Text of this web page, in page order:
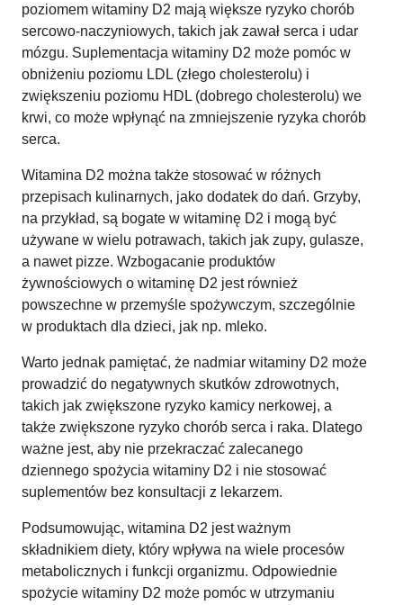
poziomem witaminy D2 mają większe ryzyko chorób
sercowo-naczyniowych, takich jak zawał serca i udar
mózgu. Suplementacja witaminy D2 może pomóc w
obniżeniu poziomu LDL (złego cholesterolu) i
zwiększeniu poziomu HDL (dobrego cholesterolu) we
krwi, co może wpłynąć na zmniejszenie ryzyka chorób
serca.
Witamina D2 można także stosować w różnych
przepisach kulinarnych, jako dodatek do dań. Grzyby,
na przykład, są bogate w witaminę D2 i mogą być
używane w wielu potrawach, takich jak zupy, gulasze,
a nawet pizze. Wzbogacanie produktów
żywnościowych o witaminę D2 jest również
powszechne w przemyśle spożywczym, szczególnie
w produktach dla dzieci, jak np. mleko.
Warto jednak pamiętać, że nadmiar witaminy D2 może
prowadzić do negatywnych skutków zdrowotnych,
takich jak zwiększone ryzyko kamicy nerkowej, a
także zwiększone ryzyko chorób serca i raka. Dlatego
ważne jest, aby nie przekraczać zalecanego
dziennego spożycia witaminy D2 i nie stosować
suplementów bez konsultacji z lekarzem.
Podsumowując, witamina D2 jest ważnym
składnikiem diety, który wpływa na wiele procesów
metabolicznych i funkcji organizmu. Odpowiednie
spożycie witaminy D2 może pomóc w utrzymaniu